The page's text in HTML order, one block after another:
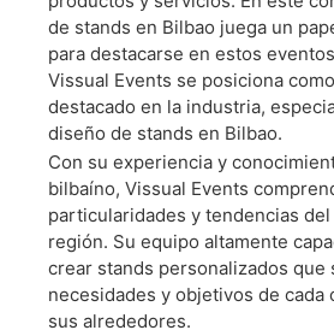
De
En
de stands en Bilbao juega un
para destacarse en estos
Vissual Events se posiciona
destacado en la industria,
diseño de stands en Bilbao.
Con su experiencia y
bilbaíno, Vissual Events
particularidades y tendencias
región. Su equipo altamente
crear stands personalizados que
necesidades y objetivos de cada
sus alrededores.